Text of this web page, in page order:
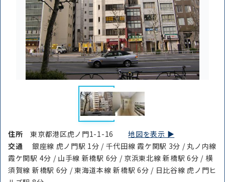
住所東京都港区虎ノ門1-1-16地図を表示 ▶︎
交通
銀座線 虎ノ門駅 1分 / 千代田線 霞ケ関駅 3分 / 丸ノ内線
霞ケ関駅 4分 / 山手線 新橋駅 6分 / 京浜東北線 新橋駅 6分 / 横
須賀線 新橋駅 6分 / 東海道本線 新橋駅 6分 / 日比谷線 虎ノ門ヒ